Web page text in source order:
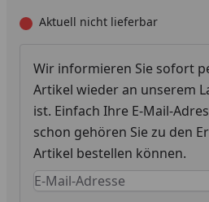
Aktuell nicht lieferbar
Wir informieren Sie sofort
Artikel wieder an unserem
ist. Einfach Ihre E-Mail-
schon gehören Sie zu den
Artikel bestellen können.
Keine Eingabe erforderlich
Eingabe erforderlich